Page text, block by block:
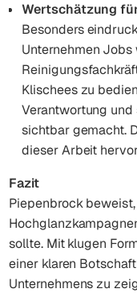
Wertschätzung
Besonders
Unternehmen
Klischees zu
Verantwortung
sichtbar gemacht.
dieser Arbeit
Fazit
Piepenbrock
sollte. Mit klugen
einer klaren
Unternehmens zu